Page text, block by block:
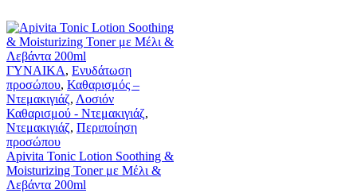
ΓΥΝΑΙΚΑ, Ενυδάτωση
προσώπου, Καθαρισμός –
Ντεμακιγιάζ, Λοσιόν
Καθαρισμού - Ντεμακιγιάζ,
Ντεμακιγιάζ, Περιποίηση
προσώπου
Apivita Tonic Lotion Soothing &
Moisturizing Toner με Μέλι &
Λεβάντα 200ml